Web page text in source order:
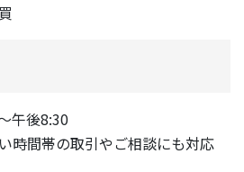
午後8:30
時間帯の取引やご相談にも対応